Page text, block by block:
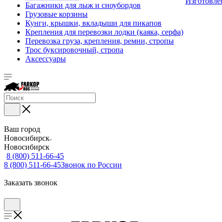
Багажники для лыж и сноубордов
Грузовые корзины
Кунги, крышки, вкладыши для пикапов
Крепления для перевозки лодки (каяка, серфа)
Перевозка груза, крепления, ремни, стропы
Трос буксировочный, стропа
Аксессуары
Ваш город
Новосибирск
Новосибирск
8 (800) 511-66-45
8 (800) 511-66-45Звонок по России
Заказать звонок